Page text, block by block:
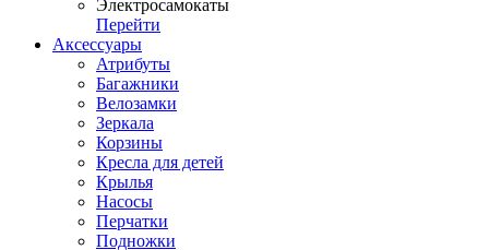
Электросамокаты
Перейти
Аксессуары
Атрибуты
Багажники
Велозамки
Зеркала
Корзины
Кресла для детей
Крылья
Насосы
Перчатки
Подножки